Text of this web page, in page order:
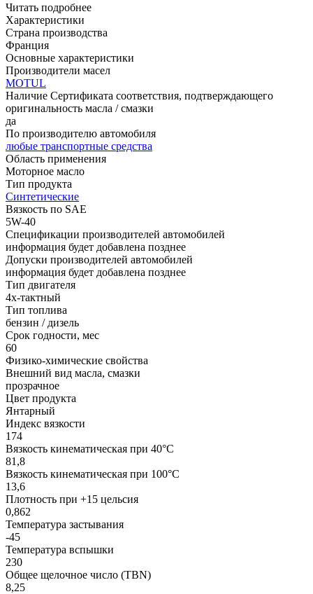
Читать подробнее
Характеристики
Страна производства
Франция
Основные характеристики
Производители масел
MOTUL
Наличие Сертификата соответствия, подтверждающего
оригинальность масла / смазки
да
По производителю автомобиля
любые транспортные средства
Область применения
Моторное масло
Тип продукта
Синтетические
Вязкость по SAE
5W-40
Спецификации производителей автомобилей
информация будет добавлена позднее
Допуски производителей автомобилей
информация будет добавлена позднее
Тип двигателя
4х-тактный
Тип топлива
бензин / дизель
Срок годности, мес
60
Физико-химические свойства
Внешний вид масла, смазки
прозрачное
Цвет продукта
Янтарный
Индекс вязкости
174
Вязкость кинематическая при 40°С
81,8
Вязкость кинематическая при 100°С
13,6
Плотность при +15 цельсия
0,862
Температура застывания
-45
Температура вспышки
230
Общее щелочное число (TBN)
8,25